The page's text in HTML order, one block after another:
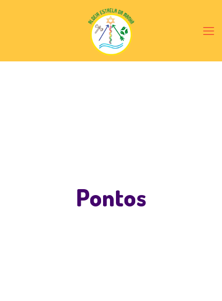
Pontos